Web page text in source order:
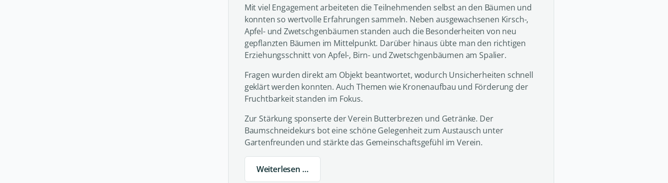
Mit viel Engagement arbeiteten die Teilnehmenden selbst an den Bäumen und
konnten so wertvolle Erfahrungen sammeln. Neben ausgewachsenen Kirsch-,
Apfel- und Zwetschgenbäumen standen auch die Besonderheiten von neu
gepflanzten Bäumen im Mittelpunkt. Darüber hinaus übte man den richtigen
Erziehungsschnitt von Apfel-, Birn- und Zwetschgenbäumen am Spalier.
Fragen wurden direkt am Objekt beantwortet, wodurch Unsicherheiten schnell
geklärt werden konnten. Auch Themen wie Kronenaufbau und Förderung der
Fruchtbarkeit standen im Fokus.
Zur Stärkung sponserte der Verein Butterbrezen und Getränke. Der
Baumschneidekurs bot eine schöne Gelegenheit zum Austausch unter
Gartenfreunden und stärkte das Gemeinschaftsgefühl im Verein.
Weiterlesen …